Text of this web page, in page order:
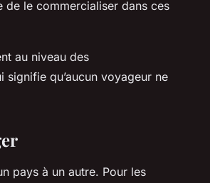
de le commercialiser dans ces
au niveau des
qu’aucun voyageur ne
pays à un autre. Pour les